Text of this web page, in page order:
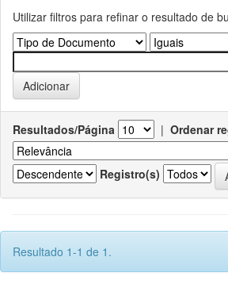
Utilizar filtros para refinar o resultado de
Resultados/Página | Ordenar
Registro(s)
Resultado 1-1 de 1.